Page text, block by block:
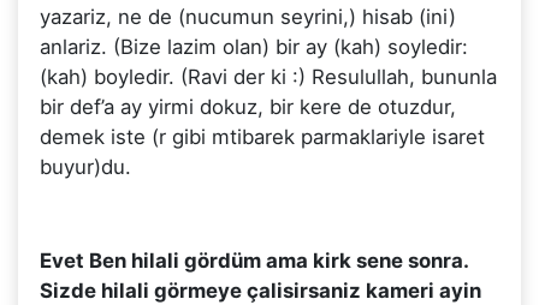
yazariz, ne de (nucumun seyrini,) hisab (ini)
anlariz. (Bize lazim olan) bir ay (kah) soyledir:
(kah) boyledir. (Ravi der ki :) Resulullah, bununla
bir def’a ay yirmi dokuz, bir kere de otuzdur,
demek iste (r gibi mtibarek parmaklariyle isaret
buyur)du.
Evet Ben hilali gördüm ama kirk sene sonra.
Sizde hilali görmeye çalisirsaniz kameri ayin